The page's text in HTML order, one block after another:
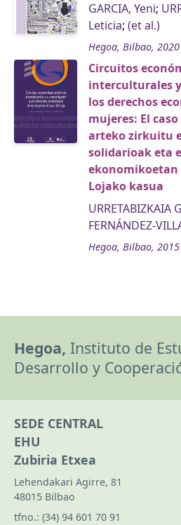
GARCIA, Yeni;
Leticia; (et al.)
Hegoa, Bilbao, 2020
Circuitos
interculturales
los derechos
mujeres: El
arteko zirkuitu
solidarioak eta
ekonomikoetan
Lojako kasua
URRETABIZKAIA
FERNÁNDEZ-
Hegoa, Bilbao, 2015
Hegoa, Instituto de
Desarrollo y
SEDE CENTRAL
EHU
Zubiria Etxea
Lehendakari Agirre, 81
48015 Bilbao
tfno.: (34) 94 601 70 91